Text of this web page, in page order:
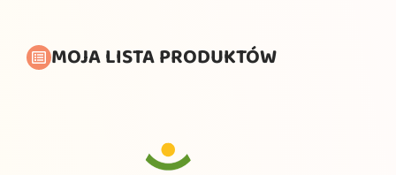
MOJA LISTA PRODUKTÓW